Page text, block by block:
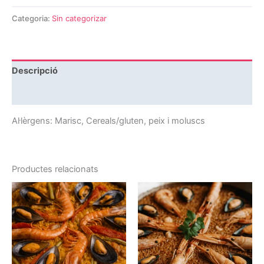
Categoria: Sin categorizar
Descripció
Al·lèrgens: Marisc, Cereals/gluten, peix i moluscs
Productes relacionats